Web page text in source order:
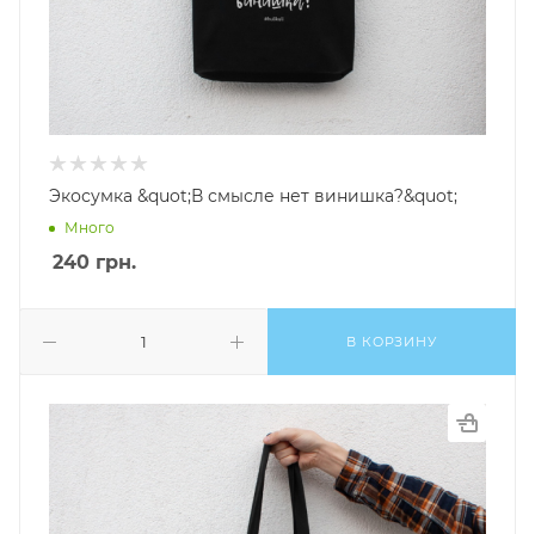
Экосумка &quot;В смысле нет винишка?&quot;
Много
240 грн.
В КОРЗИНУ